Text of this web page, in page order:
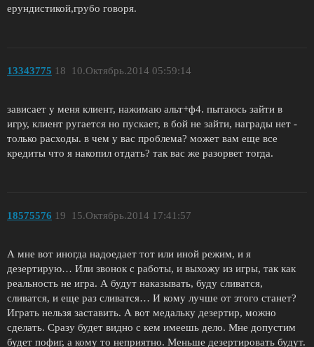
ерундистикой,грубо говоря.
13343775 10.Октябрь.2014 05:59:14
18
зависает у меня клиент, нажимаю альт+ф4. пытаюсь зайти в
игру, клиент ругается но пускает, в бой не зайти, награды нет -
только расходы. в чем у вас проблема? может вам еще все
кредиты что я накопил отдать? так вас же разорвет тогда.
18575576 15.Октябрь.2014 17:41:57
19
А мне вот иногда надоедает тот или иной режим, и я
дезертирую… Или звонок с работы, и выхожу из игры, так как
реальность не игра. А будут наказывать, буду сливатся,
сливатся, и еще раз сливатся… И кому лучше от этого станет?
Играть нельзя заставить. А вот медальку дезертир, можно
сделать. Сразу будет видно с кем имеешь дело. Мне допустим
будет пофиг, а кому то неприятно. Меньше дезертировать будут.